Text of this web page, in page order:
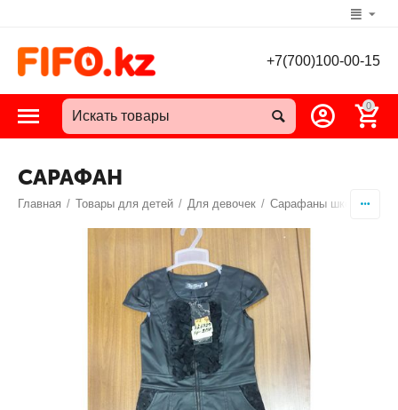
+7(700)100-00-15
0
САРАФАН
Главная / Товары для детей / Для девочек / Сарафаны школьные